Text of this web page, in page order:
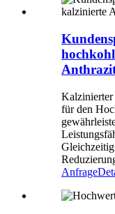
Kalzinierter
für den
Anfrage